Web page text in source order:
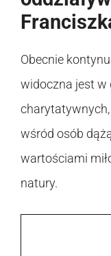
Obecnie
widoczna jest w
wśród osób
wartościami
natury.